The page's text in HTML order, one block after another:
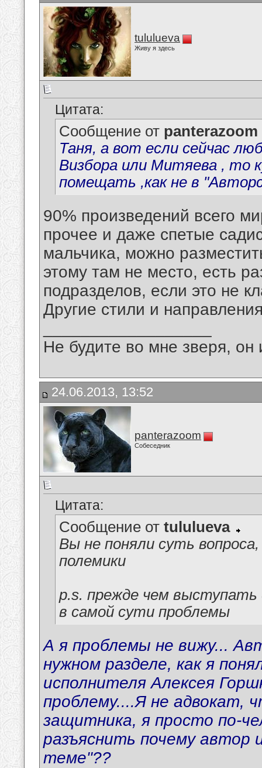
tululueva
Живу я здесь
Цитата:
Сообщение от panterazoom
Таня, а вот если сейчас
Визбора или Митяева , то
помещать ,как не в
90% произведений всего
прочее и даже спетые
мальчика, можно
этому там не место, есть
подразделов, если это не
Другие стили и
Не будите во мне зверя, он
24.06.2013, 13:52
panterazoom
Собеседник
Цитата:
Сообщение от tululueva
Вы не поняли суть
полемики
p.s. прежде чем выступать
в самой сути проблемы
А я проблемы не вижу...
нужном разделе, как я
исполнителя Алексея
проблему....Я не адвокат,
защитника, я просто по-
разъяснить почему автор
теме"??